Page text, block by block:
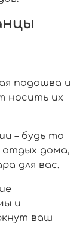
подошва и
носить их
– будь то
отдых дома,
для вас.
и
ваш